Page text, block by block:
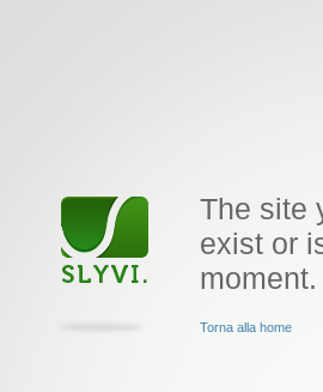
The site
exist or
moment.
Torna alla home